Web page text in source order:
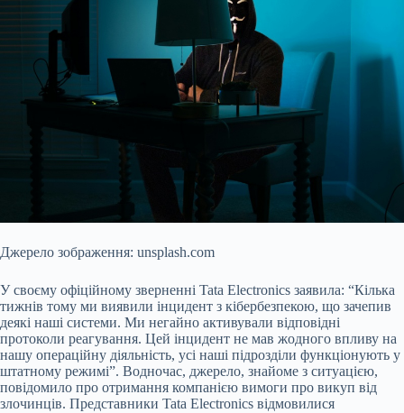
Джерело зображення: unsplash.com
У своєму офіційному зверненні Tata Electronics заявила: “Кілька
тижнів тому ми виявили інцидент з кібербезпекою, що зачепив
деякі наші системи. Ми негайно активували відповідні
протоколи реагування. Цей інцидент не мав жодного впливу на
нашу операційну діяльність, усі наші підрозділи функціонують у
штатному режимі”. Водночас, джерело, знайоме з ситуацією,
повідомило про отримання компанією вимоги про викуп від
злочинців. Представники Tata Electronics відмовилися